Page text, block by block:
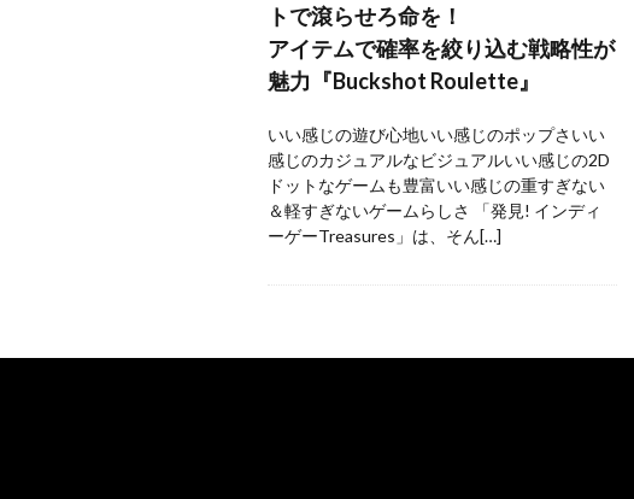
トで滾らせろ命を！
アイテムで確率を絞り込む戦略性が
魅力『Buckshot Roulette』
いい感じの遊び心地いい感じのポップさいい
感じのカジュアルなビジュアルいい感じの2D
ドットなゲームも豊富いい感じの重すぎない
＆軽すぎないゲームらしさ 「発見! インディ
ーゲーTreasures」は、そん[…]